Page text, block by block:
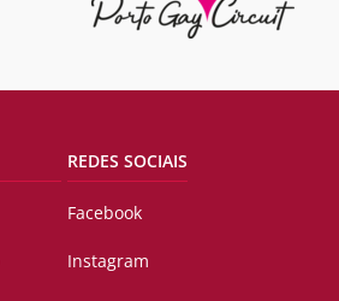
REDES SOCIAIS
Facebook
Instagram